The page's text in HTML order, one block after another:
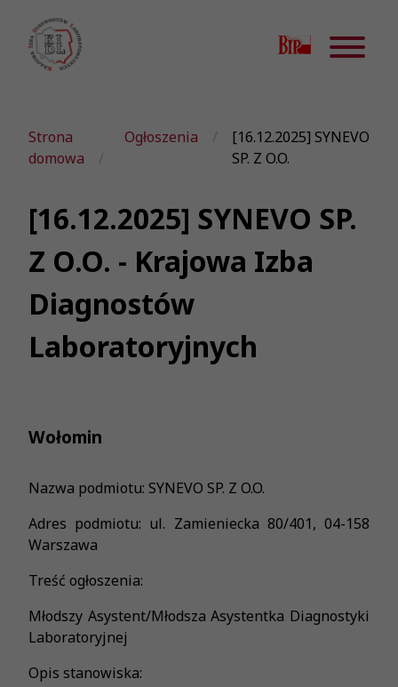
Strona
domowa
Ogłoszenia
[16.12.2025] SYNEVO
SP. Z O.O.
[16.12.2025] SYNEVO SP.
Z O.O. - Krajowa Izba
Diagnostów
Laboratoryjnych
Wołomin
Nazwa podmiotu: SYNEVO SP. Z O.O.
Adres podmiotu: ul. Zamieniecka 80/401, 04-158
Warszawa
Treść ogłoszenia:
Młodszy Asystent/Młodsza Asystentka Diagnostyki
Laboratoryjnej
Opis stanowiska: